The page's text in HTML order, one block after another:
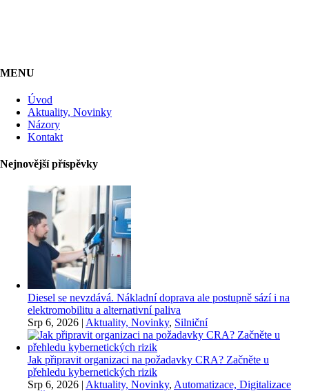
MENU
Úvod
Aktuality, Novinky
Názory
Kontakt
Nejnovější příspěvky
Diesel se nevzdává. Nákladní doprava ale postupně sází i na
elektromobilitu a alternativní paliva
Srp 6, 2026 | Aktuality, Novinky, Silniční
Jak připravit organizaci na požadavky CRA? Začněte u
přehledu kybernetických rizik
Srp 6, 2026 | Aktuality, Novinky, Automatizace, Digitalizace